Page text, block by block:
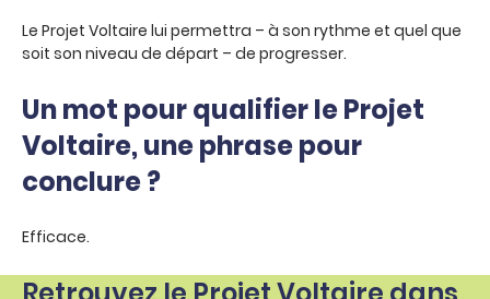
Le Projet Voltaire lui permettra – à son rythme et quel que
soit son niveau de départ – de progresser.
Un mot pour qualifier le Projet
Voltaire, une phrase pour
conclure ?
Efficace.